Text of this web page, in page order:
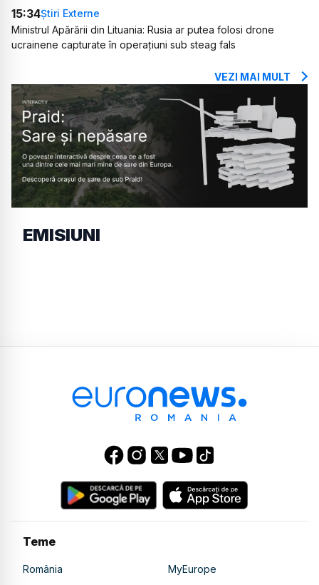
15:34Știri Externe
Ministrul Apărării din Lituania: Rusia ar putea folosi drone
ucrainene capturate în operațiuni sub steag fals
VEZI MAI MULT
EMISIUNI
Teme
România
MyEurope